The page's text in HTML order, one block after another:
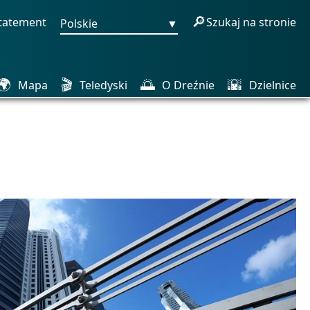
Polskie ▼ 🔎Szukaj na stronie
Mapa 🎬 Teledyski 🌅 O Dreźnie 🌇 Dzielnice